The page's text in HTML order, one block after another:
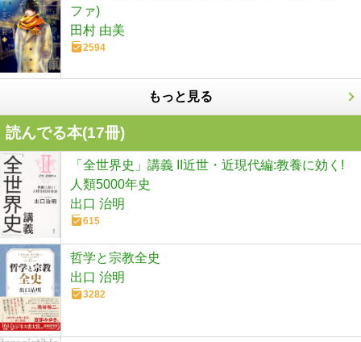
ファ)
田村 由美
2594
もっと見る
読んでる本(17冊)
「全世界史」講義 II近世・近現代編:教養に効く!
人類5000年史
出口 治明
615
哲学と宗教全史
出口 治明
3282